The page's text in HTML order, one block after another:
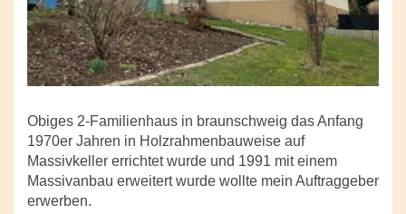
Obiges 2-Familienhaus in braunschweig das Anfang
1970er Jahren in Holzrahmenbauweise auf
Massivkeller errichtet wurde und 1991 mit einem
Massivanbau erweitert wurde wollte mein Auftraggeber
erwerben.